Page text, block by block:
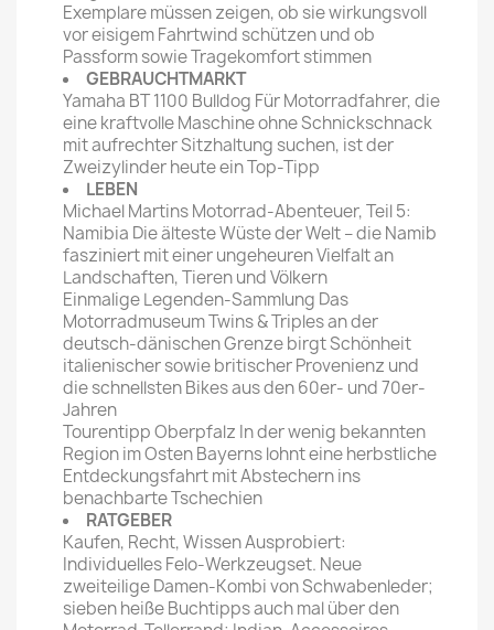
Exemplare müssen zeigen, ob sie wirkungsvoll
vor eisigem Fahrtwind schützen und ob
Passform sowie Tragekomfort stimmen
GEBRAUCHTMARKT
Yamaha BT 1100 Bulldog Für Motorradfahrer, die
eine kraftvolle Maschine ohne Schnickschnack
mit aufrechter Sitzhaltung suchen, ist der
Zweizylinder heute ein Top-Tipp
LEBEN
Michael Martins Motorrad-Abenteuer, Teil 5:
Namibia Die älteste Wüste der Welt – die Namib
fasziniert mit einer ungeheuren Vielfalt an
Landschaften, Tieren und Völkern
Einmalige Legenden-Sammlung Das
Motorradmuseum Twins & Triples an der
deutsch-dänischen Grenze birgt Schönheit
italienischer sowie britischer Provenienz und
die schnellsten Bikes aus den 60er- und 70er-
Jahren
Tourentipp Oberpfalz In der wenig bekannten
Region im Osten Bayerns lohnt eine herbstliche
Entdeckungsfahrt mit Abstechern ins
benachbarte Tschechien
RATGEBER
Kaufen, Recht, Wissen Ausprobiert:
Individuelles Felo-Werkzeugset. Neue
zweiteilige Damen-Kombi von Schwabenleder;
sieben heiße Buchtipps auch mal über den